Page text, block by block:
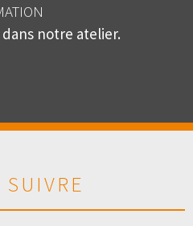
notre atelier.
SUIVRE